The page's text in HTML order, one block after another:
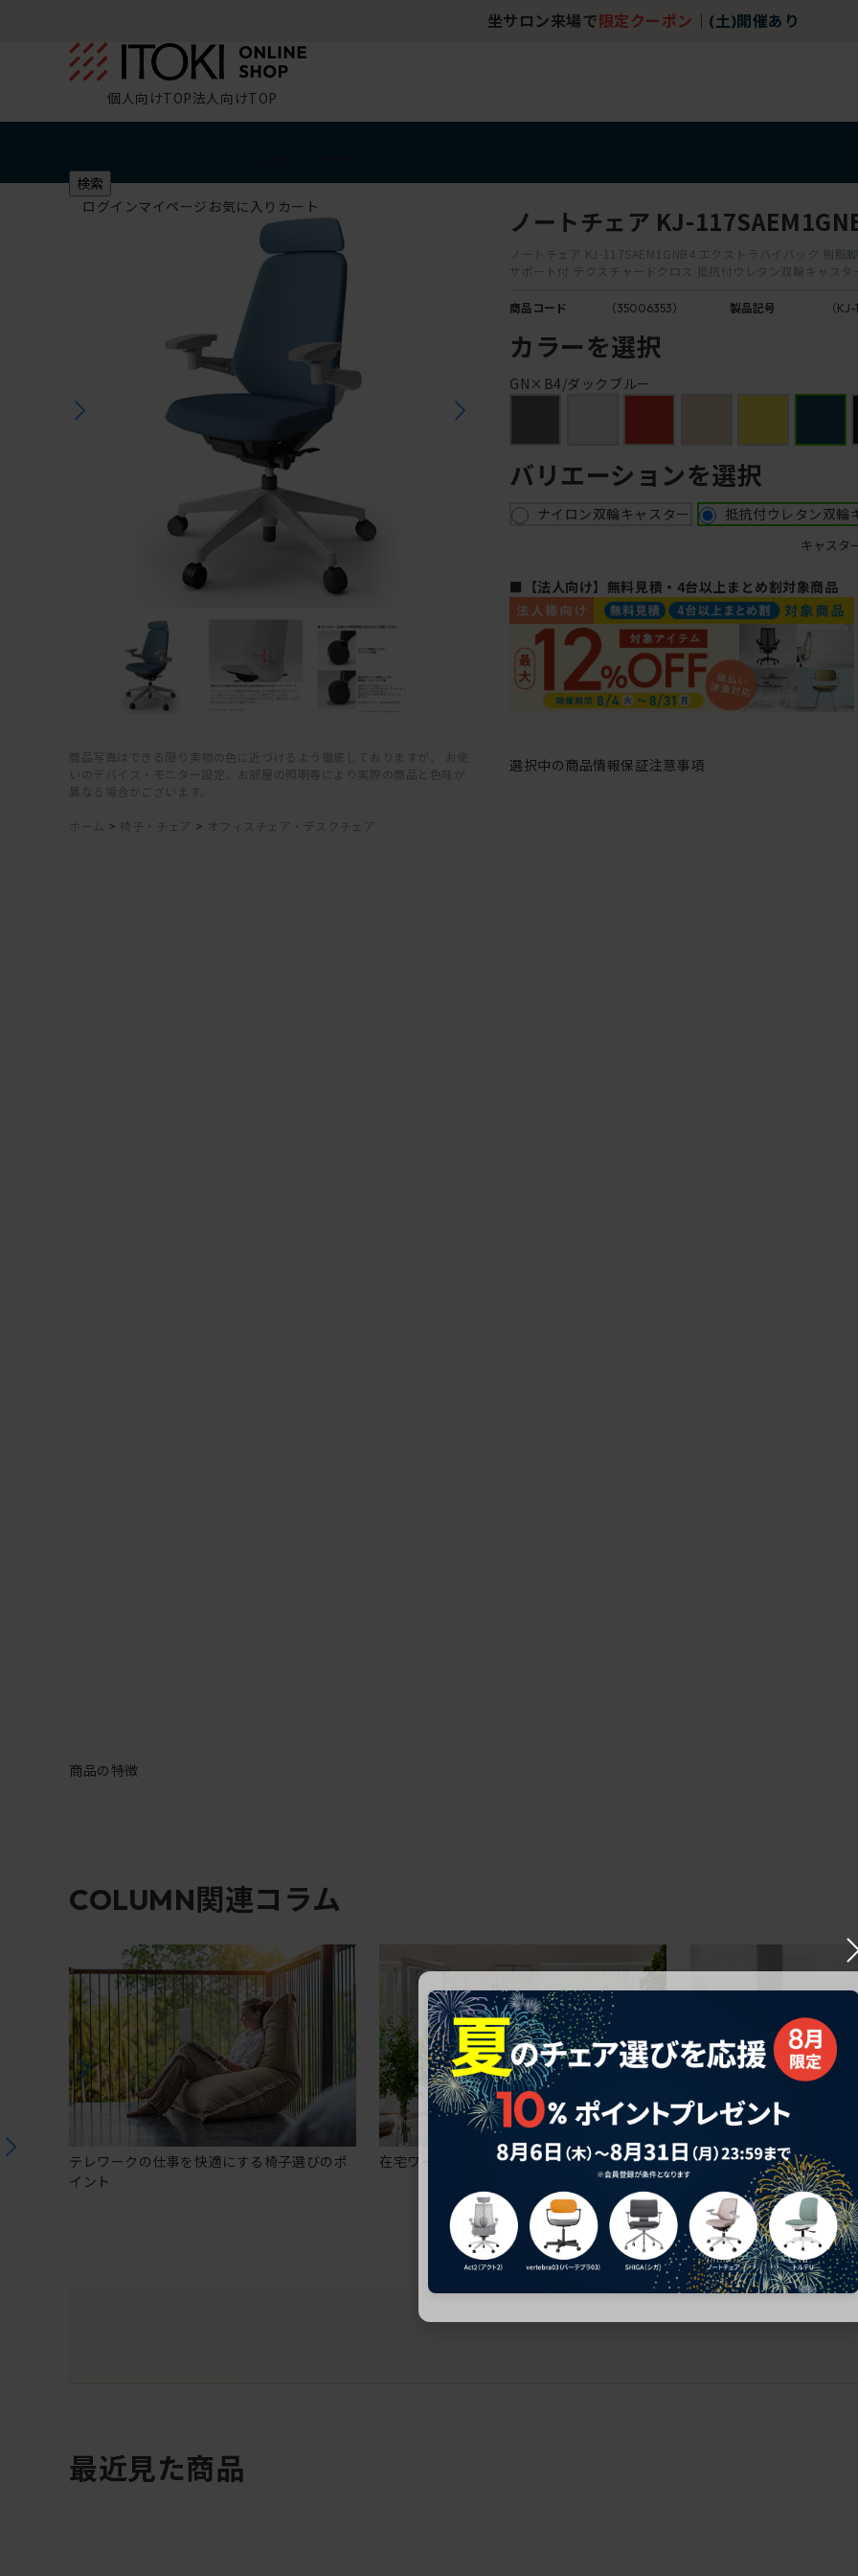
坐サロン来場で 限定クーポン (土)開催あり
個人向けTOP法人向けTOP
検索
ログインマイページ お気に入り カート
商品写真はできる限り実物の色に近づけるよう徹底しておりますが、 お使
いのデバイス・モニター設定、お部屋の照明等により実際の商品と色味が
異なる場合がございます。
ホーム > 椅子・チェア > オフィスチェア・デスクチェア
ノートチェア KJ-
ノートチェア KJ-117SAEM1GNB4 エクストラハイバック 樹脂
サポート付 テクスチャードクロス 抵抗付ウレタン双輪キャスタ
商品コード （35006353） 製品記号 （
カラーを選択
GN×B4/ダックブルー
バリエーションを選択
ナイロン双輪キャスター 抵抗付ウレタン双輪
キャスタ
■【法人向け】無料見積・4台以上まとめ割対象商品
選択中の商品情報保証注意事項
商品の特徴
COLUMN関連コラム
テレワークの仕事を快適にする椅子選びのポ
イント
在宅ワークにおすすめのオフィスチェア5選
椅子に座っているのに疲
疲れにくいチェアの選び方
最近見た商品